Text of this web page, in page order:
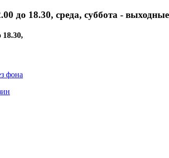
до 18.30, среда, суббота -
18.30,